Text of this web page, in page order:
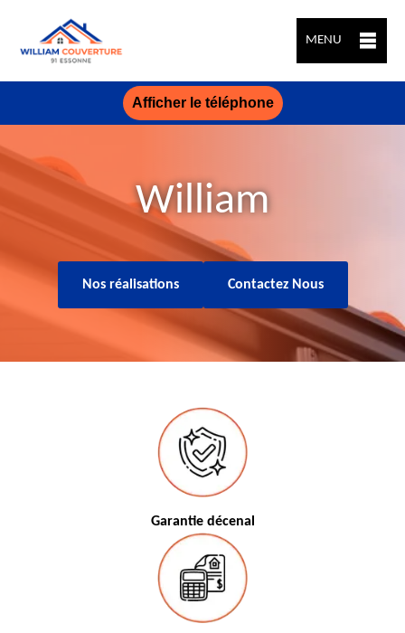
MENU
Afficher le téléphone
William
Nos réalisations Contactez Nous
Garantie décenal